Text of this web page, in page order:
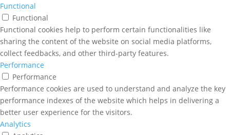
Functional
Functional
Functional cookies help to perform certain functionalities like
sharing the content of the website on social media platforms,
collect feedbacks, and other third-party features.
Performance
Performance
Performance cookies are used to understand and analyze the key
performance indexes of the website which helps in delivering a
better user experience for the visitors.
Analytics